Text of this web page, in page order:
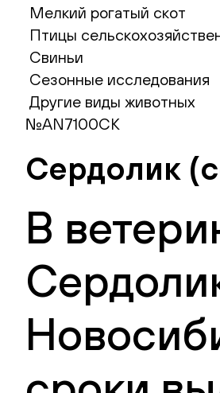
Мелкий рогатый скот
Птицы
Свиньи
Сезонные исследования
Другие виды животных
№AN7100CK
Сердолик
В